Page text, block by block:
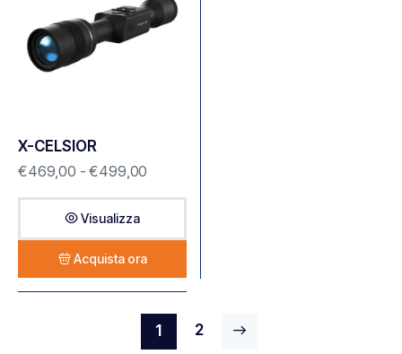
X-CELSIOR
€469,00 - €499,00
Visualizza
Acquista ora
1 2
→